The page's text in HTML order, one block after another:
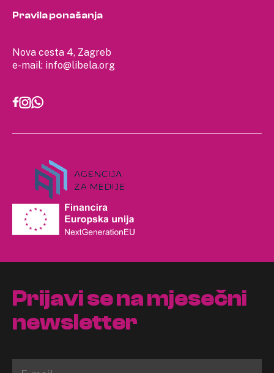
Nova cesta 4, Zagreb
e-mail: info@libela.org
Pravila ponašanja
Prijavi se na mjesečni
newsletter